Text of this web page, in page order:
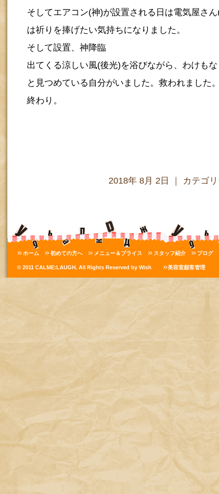
そしてエアコン(神)が設置される日は電気屋さ
は祈りを捧げたい気持ちになりました。
そして設置、神降臨
出てくる涼しい風(後光)を浴びながら、わけも
と見つめている自分がいました。救われました
終わり。
2018年 8月 2日 ｜ カテゴ
ホーム 初めての方へ メニュー＆プライス スタッフ紹介 ブログ
© 2011 CALME:LAUGH. All Rights Reserved by Wish 美容室顧客管理